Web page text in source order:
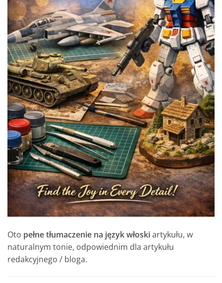
Oto pełne tłumaczenie na język włoskiartykułu, w
naturalnym tonie, odpowiednim dla artykułu
redakcyjnego / bloga.